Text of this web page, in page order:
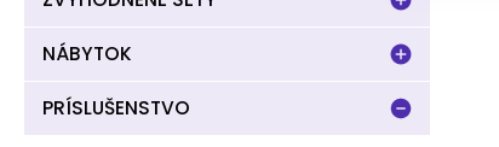
NÁBYTOK
PRÍSLUŠENSTVO